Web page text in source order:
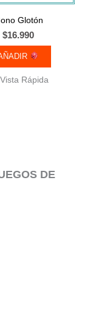
Glotón
$16.990
Vista Rápida
DE